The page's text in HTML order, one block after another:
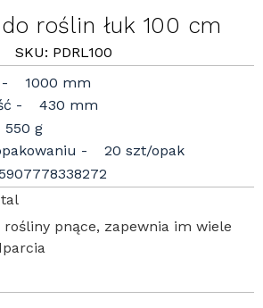
roślin łuk 100 cm
SKU: PDRL100
1000 mm
430 mm
550 g
20 szt/opak
5907778338272
pnące, zapewnia im wiele